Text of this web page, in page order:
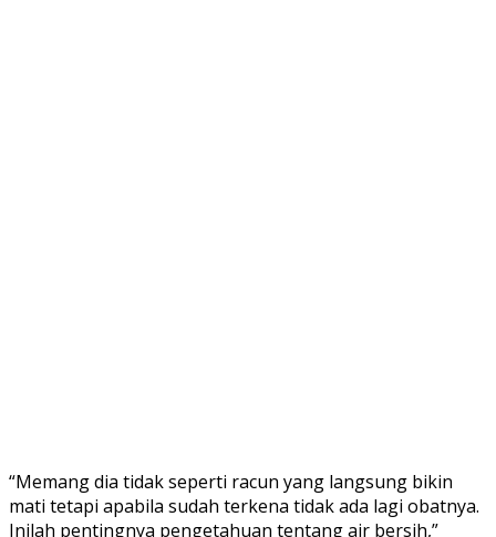
“Memang dia tidak seperti racun yang langsung bikin
mati tetapi apabila sudah terkena tidak ada lagi obatnya.
Inilah pentingnya pengetahuan tentang air bersih,”